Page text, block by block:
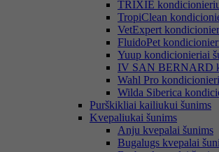
TRIXIE
TropiClean
VetExpert
FluidoPet
Yuup kondicionieriai
IV SAN BERNARD
Wahl Pro
Wilda Siberica
Purškikliai kailiukui šunims
Kvepaliukai šunims
Anju kvepalai šunims
Bugalugs kvepalai